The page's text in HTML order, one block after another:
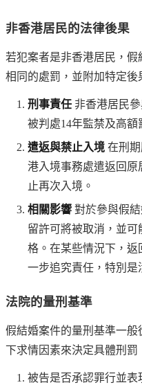
非香港居民的法律後果
若犯案者是非香港居民，
相同的處罰，並附加特定後
刑事責任 非香港居民
被判處14年監禁及高額
遣返與禁止入境 在刑
港入境事務處遣返回原
止再次入境。
相關影響 對於參與假
留許可將被取消，並
格。在某些情況下，
一步追究責任，特別是
法院的量刑基準
假結婚案件的量刑基準一
下求情因素來決定具體刑罰
被告是否承認罪行並表